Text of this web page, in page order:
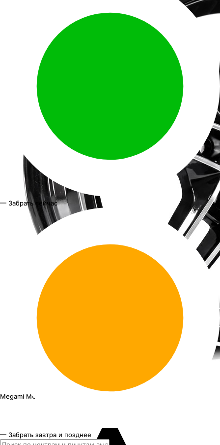
Megami MGM-17FF
— Забрать сейчас
— Забрать завтра и позднее